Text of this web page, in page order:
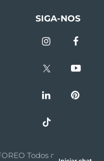
SIGA-NOS
Todos os direitos